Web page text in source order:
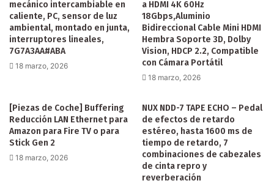
mecánico intercambiable en
caliente, PC, sensor de luz
ambiental, montado en junta,
interruptores lineales,
7G7A3AA#ABA
18 marzo, 2026
a HDMI 4K 60Hz
18Gbps,Aluminio
Bidireccional Cable Mini HDMI
Hembra Soporte 3D, Dolby
Vision, HDCP 2.2, Compatible
con Cámara Portátil
18 marzo, 2026
[Piezas de Coche] Buffering
Reducción LAN Ethernet para
Amazon para Fire TV o para
Stick Gen 2
18 marzo, 2026
NUX NDD-7 TAPE ECHO – Pedal
de efectos de retardo
estéreo, hasta 1600 ms de
tiempo de retardo, 7
combinaciones de cabezales
de cinta repro y
reverberación